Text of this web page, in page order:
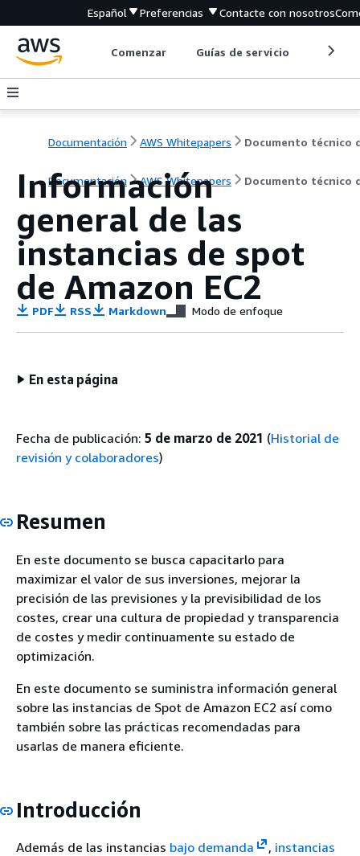
Español Preferencias Contacte con nosotros
Comenzar Guías de servicio
Documentación AWS Whitepapers
Documentación AWS Whitepapers Documento técnico
Información
general de las
instancias de spot
de Amazon EC2
PDF RSS Markdown Modo de enfoque
En esta página
Fecha de publicación: 5 de marzo de 2021 (Historial de
revisión y colaboradores)
Resumen
En este documento se busca capacitarlo para
maximizar el valor de sus inversiones, mejorar la
precisión de las previsiones y la previsibilidad de los
costes, crear una cultura de propiedad y transparencia
de costes y medir continuamente su estado de
optimización.
En este documento se suministra información general
sobre las instancias de Spot de Amazon EC2 así como
también sobre las prácticas recomendadas para
usarlas de manera eficiente.
Introducción
Además de las instancias bajo demanda , instancias